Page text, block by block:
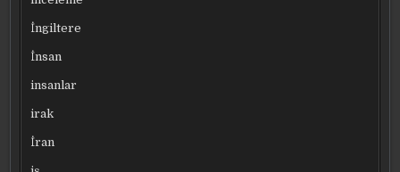
İngiltere
İnsan
insanlar
irak
İran